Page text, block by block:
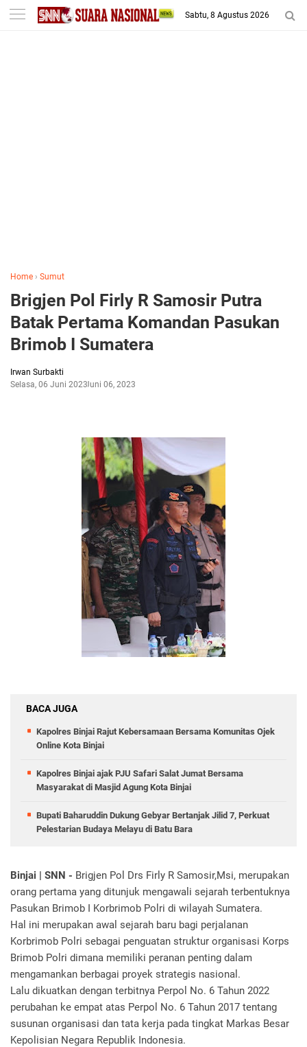
-->
Sabtu, 8 Agustus 2026
Home › Sumut
Brigjen Pol Firly R Samosir Putra
Batak Pertama Komandan Pasukan
Brimob I Sumatera
Irwan Surbakti
Selasa, 06 Juni 2023Juni 06, 2023
BACA JUGA
Kapolres Binjai Rajut Kebersamaan Bersama Komunitas Ojek
Online Kota Binjai
Kapolres Binjai ajak PJU Safari Salat Jumat Bersama
Masyarakat di Masjid Agung Kota Binjai
Bupati Baharuddin Dukung Gebyar Bertanjak Jilid 7, Perkuat
Pelestarian Budaya Melayu di Batu Bara
Binjai | SNN - Brigjen Pol Drs Firly R Samosir,Msi, merupakan
orang pertama yang ditunjuk mengawali sejarah terbentuknya
Pasukan Brimob I Korbrimob Polri di wilayah Sumatera.
Hal ini merupakan awal sejarah baru bagi perjalanan
Korbrimob Polri sebagai penguatan struktur organisasi Korps
Brimob Polri dimana memiliki peranan penting dalam
mengamankan berbagai proyek strategis nasional.
Lalu dikuatkan dengan terbitnya Perpol No. 6 Tahun 2022
perubahan ke empat atas Perpol No. 6 Tahun 2017 tentang
susunan organisasi dan tata kerja pada tingkat Markas Besar
Kepolisian Negara Republik Indonesia.